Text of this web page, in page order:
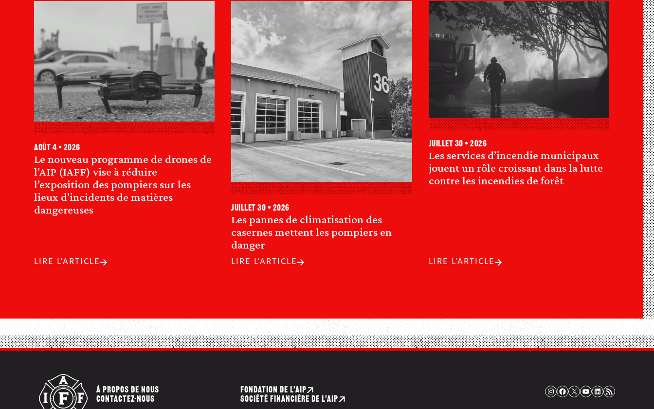
Le nouveau programme de drones de
l’AIP (IAFF) vise à réduire
l’exposition des pompiers sur les
lieux d’incidents de matières
dangereuses
août 4 • 2026
LIRE L'ARTICLE
Les pannes de climatisation des
casernes mettent les pompiers en
danger
juillet 30 • 2026
LIRE L'ARTICLE
Les services d’incendie municipaux
jouent un rôle croissant dans la lutte
contre les incendies de forêt
juillet 30 • 2026
LIRE L'ARTICLE
À PROPOS DE NOUS
CONTACTEZ-NOUS
FONDATION DE L’AIP
SOCIÉTÉ FINANCIÈRE DE L’AIP
Instagram Facebook X YouTube LinkedIn Flux RSS